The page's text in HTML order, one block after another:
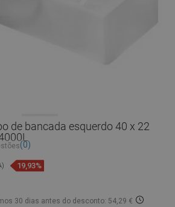
de bancada esquerdo 40 x 22
(0)
19,93%
30 dias antes do desconto: 54,29 €